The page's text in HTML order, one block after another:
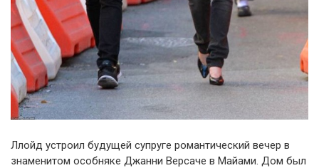
Ллойд устроил будущей супруге романтический вечер в
знаменитом особняке Джанни Версаче в Майами. Дом был